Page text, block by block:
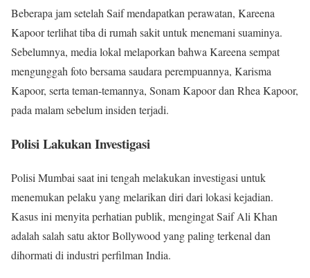
Beberapa jam setelah Saif mendapatkan perawatan, Kareena
Kapoor terlihat tiba di rumah sakit untuk menemani suaminya.
Sebelumnya, media lokal melaporkan bahwa Kareena sempat
mengunggah foto bersama saudara perempuannya, Karisma
Kapoor, serta teman-temannya, Sonam Kapoor dan Rhea Kapoor,
pada malam sebelum insiden terjadi.
Polisi Lakukan Investigasi
Polisi Mumbai saat ini tengah melakukan investigasi untuk
menemukan pelaku yang melarikan diri dari lokasi kejadian.
Kasus ini menyita perhatian publik, mengingat Saif Ali Khan
adalah salah satu aktor Bollywood yang paling terkenal dan
dihormati di industri perfilman India.